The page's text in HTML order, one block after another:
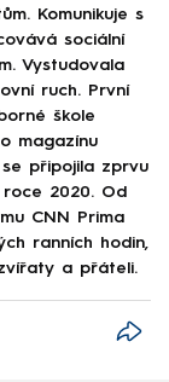
Komunikuje s
sociální
Vystudovala
ruch. První
škole
magazínu
se připojila zprvu
2020. Od
CNN Prima
ranních hodin,
a přáteli.